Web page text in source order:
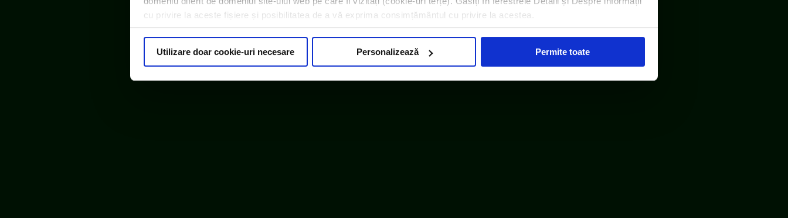
cu privire la aceste fișiere și posibilitatea de a vă exprima consimțământul cu privire la acestea.
Utilizare doar cookie-uri necesare Personalizează Permite toate